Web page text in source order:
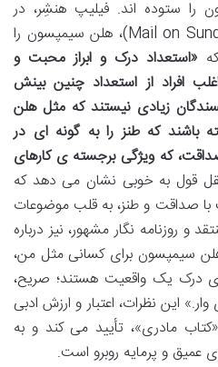
را ستوده اند. فیلیپ هنشِر، در
نشریه ی میل آن ساندی (Mail on Sunday)، هلن سیمپسون را
«استعداد درک و ابراز محبت و
افراد از استعداد چنین بینش
زیادی نیستند که مثل هلن
باشند که طنز را به گونه ای در
که ویژگی برجسته ی کارهای
قول به خوبی نشان می دهد که
صداقت و طنز، به قلب موضوعات
و روزنامه نگار مشهور، نیز درباره
سیمپسون برای کسانی مثل من،
درک یک واقعیت هستند؛ صریح،
این نظرات، اعتبار و ارزش ادبی
مادری»، تأیید می کند و به
عمیق و پرمایه روبرو است.